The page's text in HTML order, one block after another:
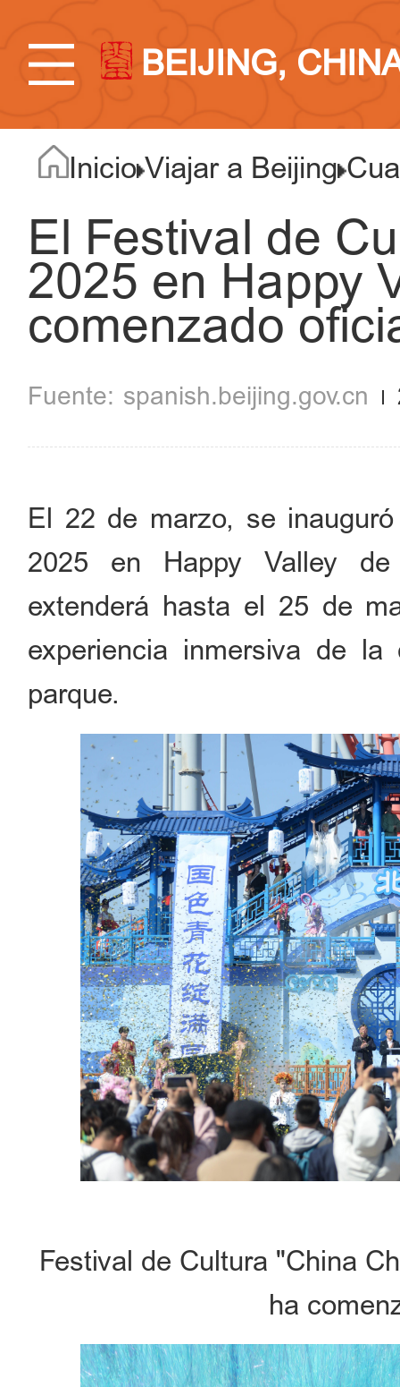
BEIJING,
Inicio Viajar a Beijing
El Festival de
2025 en Happy
comenzado
spanish.beijing.gov.cn
El 22 de marzo, se
2025 en Happy Valley
extenderá hasta el 25 de
experiencia inmersiva de
parque.
Festival de Cultura "China
ha